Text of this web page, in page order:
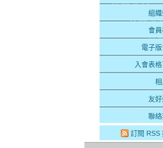
組
會員
電子版
入會表
友
聯絡
訂閱 RSS